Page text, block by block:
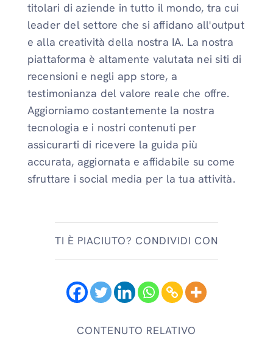
titolari di aziende in tutto il mondo, tra cui
leader del settore che si affidano all'output
e alla creatività della nostra IA. La nostra
piattaforma è altamente valutata nei siti di
recensioni e negli app store, a
testimonianza del valore reale che offre.
Aggiorniamo costantemente la nostra
tecnologia e i nostri contenuti per
assicurarti di ricevere la guida più
accurata, aggiornata e affidabile su come
sfruttare i social media per la tua attività.
TI È PIACIUTO? CONDIVIDI CON
CONTENUTO RELATIVO